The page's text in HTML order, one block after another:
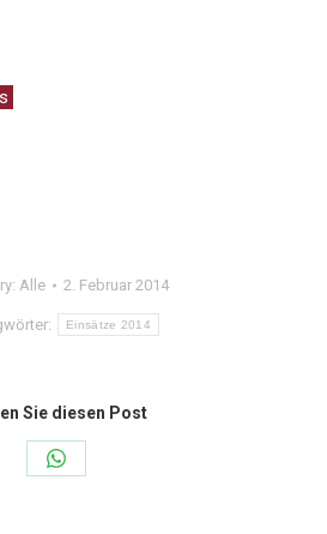
Alle 2. Februar 2014
Einsätze 2014
Sie diesen Post
Share